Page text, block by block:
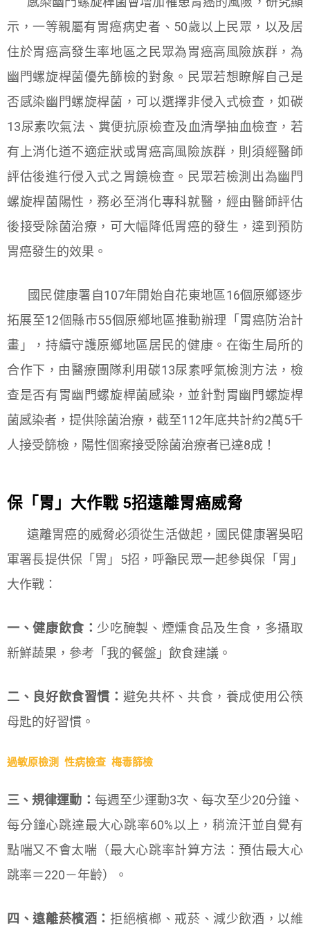
示，一等親屬有胃癌病史者、50歲以上民眾，以及居
住於胃癌高發生率地區之民眾為胃癌高風險族群，為
幽門螺旋桿菌優先篩檢的對象。民眾若想瞭解自己是
否感染幽門螺旋桿菌，可以選擇非侵入式檢查，如碳
13尿素吹氣法、糞便抗原檢查及血清學抽血檢查，若
有上消化道不適症狀或胃癌高風險族群，則須經醫師
評估後進行侵入式之胃鏡檢查。民眾若檢測出為幽門
螺旋桿菌陽性，務必至消化專科就醫，經由醫師評估
後接受除菌治療，可大幅降低胃癌的發生，達到預防
胃癌發生的效果。
國民健康署自107年開始自花東地區16個原鄉逐步
拓展至12個縣市55個原鄉地區推動辦理「胃癌防治計
畫」，持續守護原鄉地區居民的健康。在衛生局所的
合作下，由醫療團隊利用碳13尿素呼氣檢測方法，檢
查是否有胃幽門螺旋桿菌感染，並針對胃幽門螺旋桿
菌感染者，提供除菌治療，截至112年底共計約2萬5千
人接受篩檢，陽性個案接受除菌治療者已達8成！
保「胃」大作戰 5招遠離胃癌威脅
遠離胃癌的威脅必須從生活做起，國民健康署吳昭
軍署長提供保「胃」5招，呼籲民眾一起參與保「胃」
大作戰：
一、健康飲食： 少吃醃製、煙燻食品及生食，多攝取
新鮮蔬果，參考「我的餐盤」飲食建議。
二、良好飲食習慣： 避免共杯、共食，養成使用公筷
母匙的好習慣。
過敏原檢測 性病檢查 梅毒篩檢
三、規律運動： 每週至少運動3次、每次至少20分鐘、
每分鐘心跳達最大心跳率60%以上，稍流汗並自覺有
點喘又不會太喘（最大心跳率計算方法：預估最大心
跳率＝220－年齡）。
四、遠離菸檳酒：拒絕檳榔、戒菸、減少飲酒，以維